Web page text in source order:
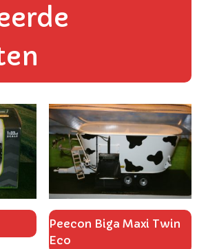
Peecon Biga Maxi Twin
Eco